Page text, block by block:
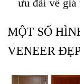
ưu đãi về giá
MỘT SỐ
VENEER